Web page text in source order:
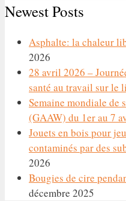
Newest Posts
Asphalte: la chaleur
2026
28 avril 2026 –
santé au travail sur le
Semaine mondiale de
(GAAW) du 1er au 7
Jouets en bois pour
contaminés par des
2026
Bougies de cire
décembre 2025